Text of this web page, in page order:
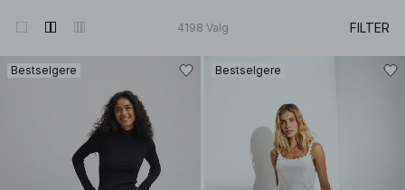
4198 Valg FILTER
Bestselgere Bestselgere